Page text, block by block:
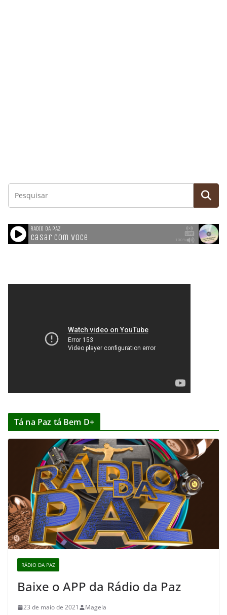
Tá na Paz tá Bem D+
RÁDIO DA PAZ
Baixe o APP da Rádio da Paz
23 de maio de 2021 Magela